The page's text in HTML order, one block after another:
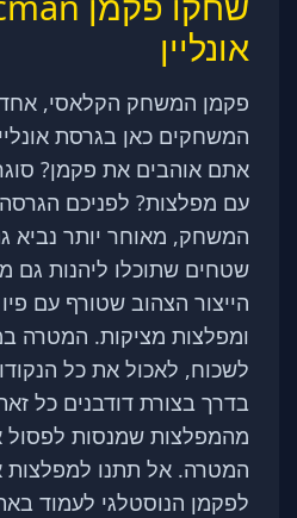
אונליין
פקמן המשחק הקלאסי, אחד
המשחקים כאן בגרסת
אתם אוהבים את פקמן?
עם מפלצות? לפניכם
המשחק, מאוחר יותר נביא
שטחים שתוכלו ליהנות גם
הייצור הצהוב שטורף עם
ומפלצות מציקות. המטרה
לשכוח, לאכול את כל
בדרך בצורת דודבנים כל
מהמפלצות שמנסות לפסול
המטרה. אל תתנו למפלצות
לפקמן הנוסטלגי לעמוד